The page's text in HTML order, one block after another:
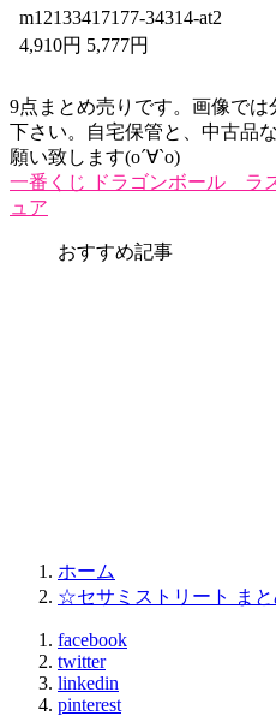
m12133417177-34314-at2
4,910円 5,777円
9点まとめ売りです。画像では
下さい。自宅保管と、中古品
願い致します(о´∀`о)
一番くじ ドラゴンボール
ュア
おすすめ記事
ホーム
☆セサミストリート ま
facebook
twitter
linkedin
pinterest